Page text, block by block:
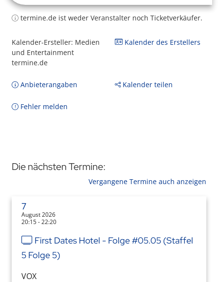
termine.de ist weder Veranstalter noch Ticketverkäufer.
Kalender-Ersteller: Medien
und Entertainment
termine.de
Kalender des Erstellers
Anbieterangaben Kalender teilen
Fehler melden
Die nächsten Termine:
Vergangene Termine auch anzeigen
7
August 2026
20:15 - 22:20
First Dates Hotel - Folge #05.05 (Staffel
5 Folge 5)
VOX